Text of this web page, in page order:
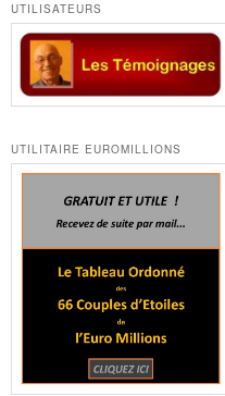
UTILISATEURS
UTILITAIRE EUROMILLIONS